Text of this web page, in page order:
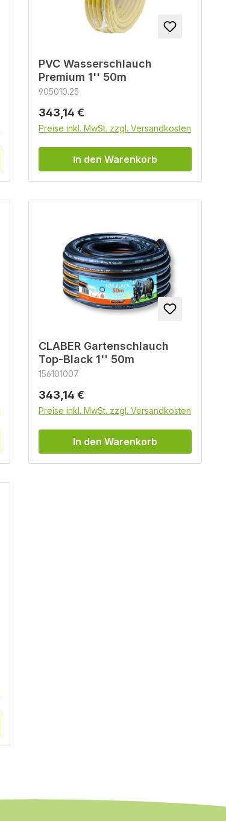
PVC Wasserschlauch
Premium 1'' 50m
905010.25
Regulärer Preis:
343,14 €
Preise inkl. MwSt. zzgl. Versandkosten
In den Warenkorb
CLABER Gartenschlauch
Top-Black 1'' 50m
156101007
Regulärer Preis:
343,14 €
Preise inkl. MwSt. zzgl. Versandkosten
In den Warenkorb